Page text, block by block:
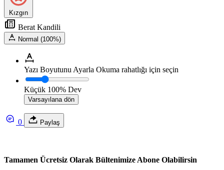
Kızgın
Berat Kandili
Normal (100%)
Yazı Boyutunu Ayarla Okuma rahatlığı için seçin
Küçük 100% Dev
Varsayılana dön
0 Paylaş
Tamamen Ücretsiz Olarak Bültenimize Abone Olabilirsin